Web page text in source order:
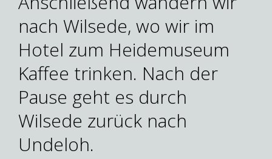
nach Wilsede, wo wir im
Hotel zum Heidemuseum
Kaffee trinken. Nach der
Pause geht es durch
Wilsede zurück nach
Undeloh.